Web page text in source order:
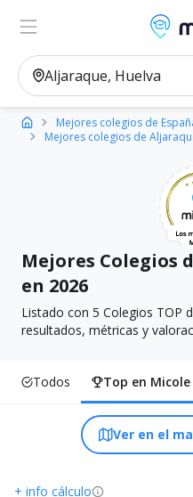
Ver en el
Mejores colegios de
Mejores colegios de
Mejores Colegios
en 2026
Listado con 5 Colegios TOP
resultados, métricas y
Todos Top en Micole
Ver en el
+ info cálculo